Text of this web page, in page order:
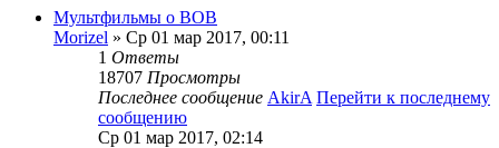
Мультфильмы о ВОВ
Morizel » Ср 01 мар 2017, 00:11
1 Ответы
18707 Просмотры
Последнее сообщение AkirA Перейти к последнему
сообщению
Ср 01 мар 2017, 02:14